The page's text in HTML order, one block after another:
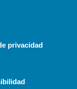
privacidad